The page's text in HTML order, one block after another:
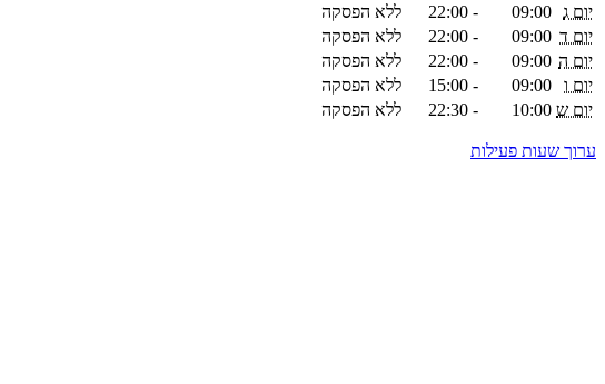
יום ג 09:00
-
22:00
ללא הפסקה
יום ד 09:00
-
22:00
ללא הפסקה
יום ה 09:00
-
22:00
ללא הפסקה
יום ו
09:00
-
15:00
ללא הפסקה
יום ש 10:00
-
22:30 ללא הפסקה
ערוך שעות פעילות